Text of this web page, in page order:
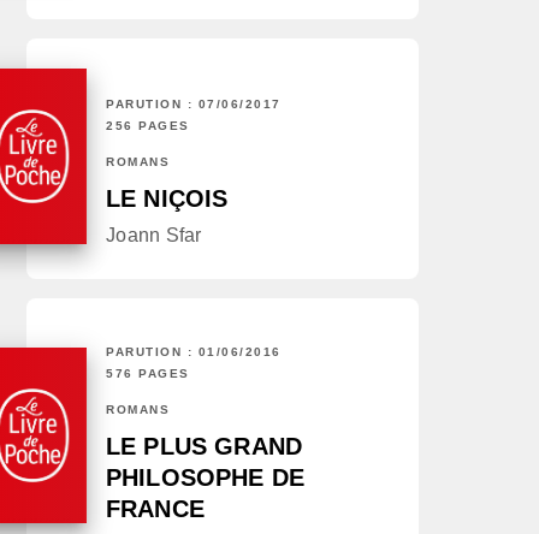
PARUTION : 07/06/2017
256 PAGES
ROMANS
LE NIÇOIS
Joann Sfar
PARUTION : 01/06/2016
576 PAGES
ROMANS
LE PLUS GRAND
PHILOSOPHE DE
FRANCE